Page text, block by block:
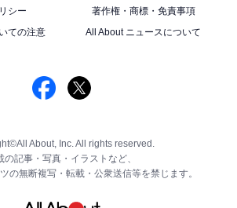
シー
著作権・商標・免責事項
ての注意
All About ニュースについて
About, Inc. All rights reserved.
の記事・写真・イラストなど、
の無断複写・転載・公衆送信等を禁じます。